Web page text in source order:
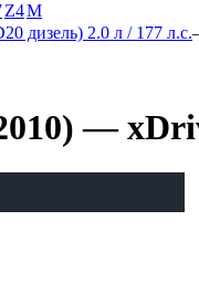
Z4М
дизель) 2.0 л / 177 л.с.
—